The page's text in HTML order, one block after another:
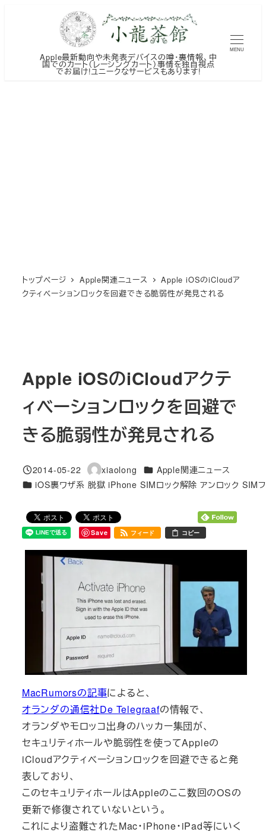
Apple最新動向や未発表デバイスの噂・裏情報、中
国でのカート（レーシングカート）事情を独自視点
でお届け!ユニークなサービスもあります!
MENU
トップページ Apple関連ニュース
Apple iOSのiCloudア
クティベーションロックを回避できる脆弱性が発見される
Apple iOSのiCloudアクテ
ィベーションロックを回避で
きる脆弱性が発見される
投稿日
2014-05-22
著
者
xiaolong カテゴリー
Apple関連ニュース
カテゴリー
iOS裏ワザ系 脱獄 iPhone SIMロック解除 アンロック SIM
Save フィード コピー
MacRumorsの記事によると、
オランダの通信社De Telegraafの情報で、
オランダやモロッコ出身のハッカー集団が、
セキュリティホールや脆弱性を使ってAppleの
iCloudアクティベーションロックを回避できると発
表しており、
このセキュリティホールはAppleのここ数回のOSの
更新で修復されていないという。
これにより盗難されたMac・iPhone・iPad等にいく